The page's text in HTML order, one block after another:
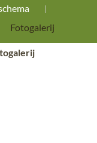
Fotogalerij